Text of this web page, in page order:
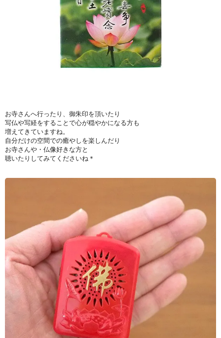
お寺さんへ行ったり、御朱印を頂いたり
写仏や写経をすることで心が穏やかになる方も
増えてきていますね。
自分だけの空間での癒やしを楽しんだり
お寺さんや・仏像好きな方と
聴いたりしてみてくださいね＊